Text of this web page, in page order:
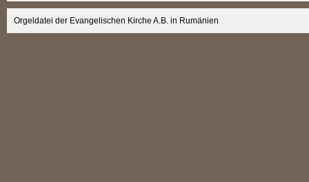
Orgeldatei der Evangelischen Kirche A.B. in Rumänien